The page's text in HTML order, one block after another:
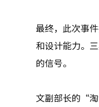
最终，此次事
和设计能力。
的信号。
文副部长的“